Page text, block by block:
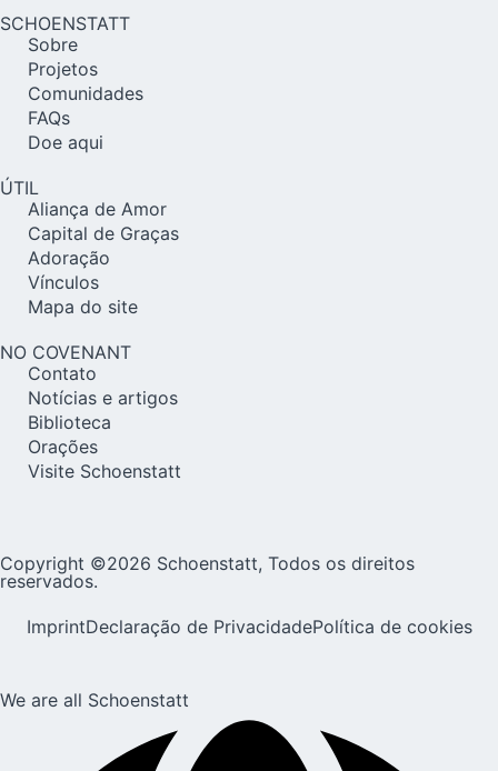
SCHOENSTATT
Sobre
Projetos
Comunidades
FAQs
Doe aqui
ÚTIL
Aliança de Amor
Capital de Graças
Adoração
Vínculos
Mapa do site
NO COVENANT
Contato
Notícias e artigos
Biblioteca
Orações
Visite Schoenstatt
Copyright ©2026 Schoenstatt, Todos os direitos
reservados.
ImprintDeclaração de PrivacidadePolítica de cookies
We are all Schoenstatt